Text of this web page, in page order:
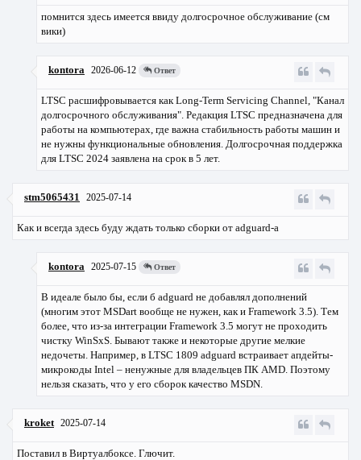
помнится здесь имеется ввиду долгосрочное обслуживание (см
вики)
kontora 2026-06-12 Ответ
LTSC расшифровывается как Long-Term Servicing Channel, "Канал
долгосрочного обслуживания". Редакция LTSC предназначена для
работы на компьютерах, где важна стабильность работы машин и
не нужны функциональные обновления. Долгосрочная поддержка
для LTSC 2024 заявлена на срок в 5 лет.
stm5065431 2025-07-14
Как и всегда здесь буду ждать только сборки от adguard-а
kontora 2025-07-15 Ответ
В идеале было бы, если б adguard не добавлял дополнений
(многим этот MSDart вообще не нужен, как и Framework 3.5). Тем
более, что из-за интеграции Framework 3.5 могут не проходить
чистку WinSxS. Бывают также и некоторые другие мелкие
недочеты. Например, в LTSC 1809 adguard встраивает апдейты-
микрокоды Intel – ненужные для владельцев ПК AMD. Поэтому
нельзя сказать, что у его сборок качество MSDN.
kroket 2025-07-14
Поставил в Виртуалбоксе. Глючит.